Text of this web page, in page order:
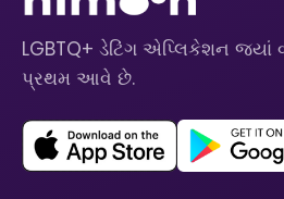
LGBTQ+ ડેટિંગ એપ્લિકેશન જ્યાં
પ્રથમ આવે છે.